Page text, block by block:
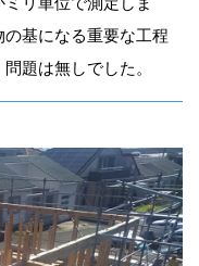
基になる重要な工程
題は無しでした。